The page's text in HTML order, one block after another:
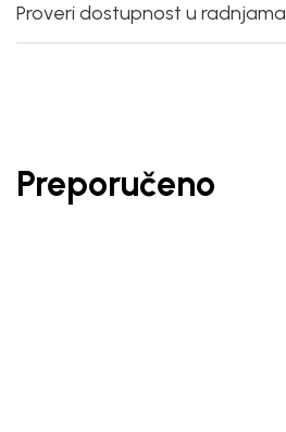
Proveri dostupnost u radnjama
Preporučeno